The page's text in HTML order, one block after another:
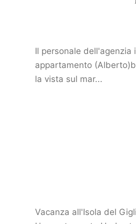
Il personale dell'agenzia
appartamento
la vista sul mar...
Vacanza all'Isola del